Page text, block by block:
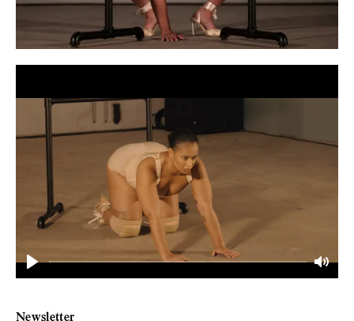
Play Mute
Newsletter